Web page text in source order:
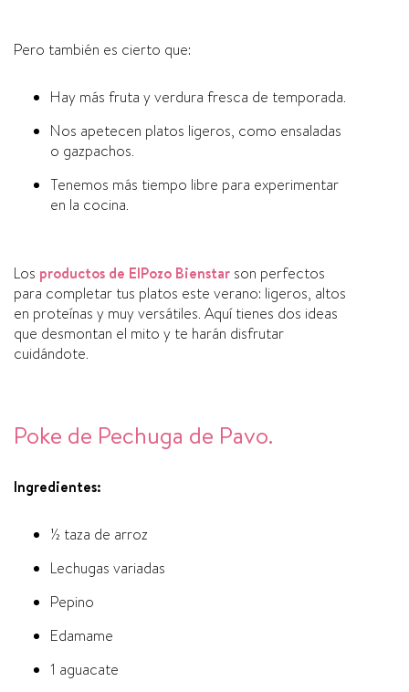
Pero también es cierto que:
Hay más fruta y verdura fresca de temporada.
Nos apetecen platos ligeros, como ensaladas
o gazpachos.
Tenemos más tiempo libre para experimentar
en la cocina.
Los productos de ElPozo Bienstar son perfectos
para completar tus platos este verano: ligeros, altos
en proteínas y muy versátiles. Aquí tienes dos ideas
que desmontan el mito y te harán disfrutar
cuidándote.
Poke de Pechuga de Pavo.
Ingredientes:
½ taza de arroz
Lechugas variadas
Pepino
Edamame
1 aguacate